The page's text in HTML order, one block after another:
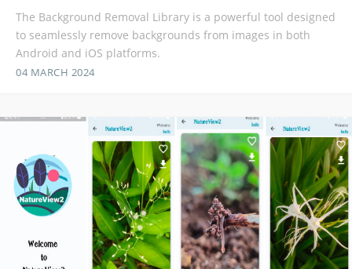
The Background Removal Library is a powerful tool designed
to seamlessly remove backgrounds from images in both
Android and iOS platforms.
04 MARCH 2024